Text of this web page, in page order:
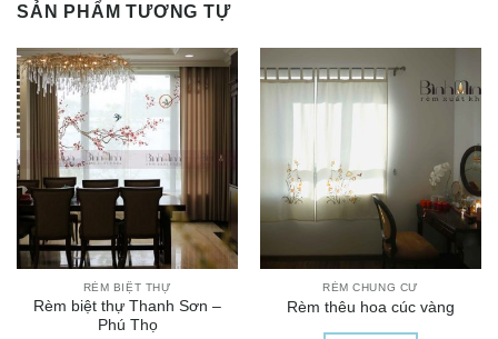
SẢN PHẨM TƯƠNG TỰ
RÈM BIỆT THỰ
Rèm biệt thự Thanh Sơn –
Phú Thọ
RÈM CHUNG CƯ
Rèm thêu hoa cúc vàng